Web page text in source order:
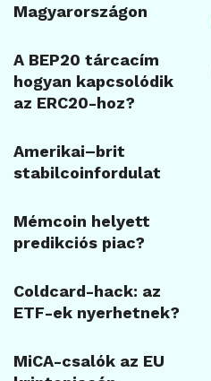
Magyarországon
A BEP20 tárcacím
hogyan kapcsolódik
az ERC20-hoz?
Amerikai–brit
stabilcoinfordulat
Mémcoin helyett
predikciós piac?
Coldcard-hack: az
ETF-ek nyerhetnek?
MiCA-csalók az EU